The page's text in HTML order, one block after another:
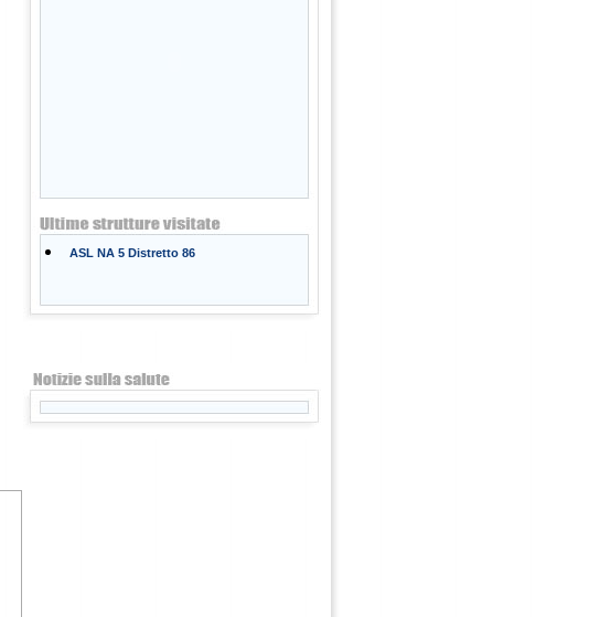
ASL NA 5 Distretto 86